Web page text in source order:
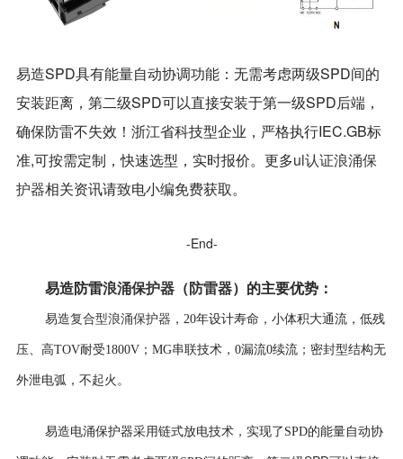
易造SPD具有能量自动协调功能：无需考虑两级SPD间的
安装距离，第二级SPD可以直接安装于第一级SPD后端，
确保防雷不失效！浙江省科技型企业，严格执行IEC.GB标
准,可按需定制，快速选型，实时报价。 更多ul认证浪涌保
护器相关资讯请致电小编免费获取。
-End-
易造防雷浪涌保护器（防雷器） 的主要优势：
易造复合型浪涌保护器 ， 20年设计寿命， 小体积大通流，低残
压、高TOV耐受1800V；MG串联技术，0漏流0续流；密封型结构无
外泄电弧，不起火。
易造电涌保护器采用链式放电技术，实现了SPD的能量自动协